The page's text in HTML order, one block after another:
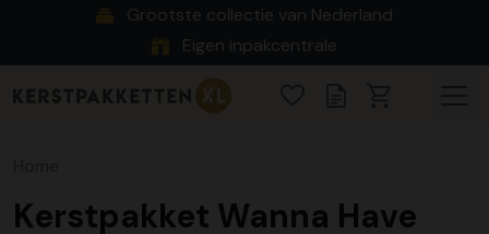
Grootste collectie van Nederland
Eigen inpakcentrale
Kerstpakket Wanna Have